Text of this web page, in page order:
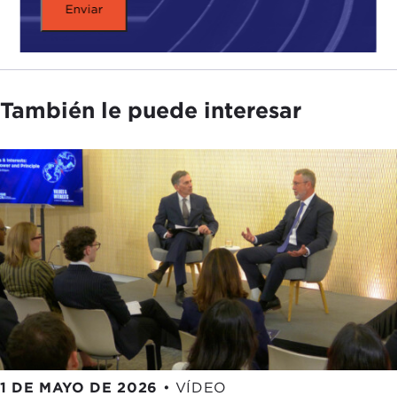
También le puede interesar
1 DE MAYO DE 2026 • VÍDEO